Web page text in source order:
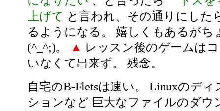
上げて と言われ、その通りにした
るようになる。 嬉しくもあるがち
(^_^;)。
▲ レッスン後のゲームは
いなくて出来ず。 残念。
自宅のB-Fletsは速い。 Linuxのデ
ションなど 巨大なファイルのダウ